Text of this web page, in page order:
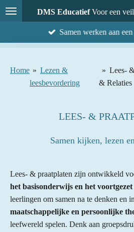
Ga
direct
DMS EducatiefVoor een
Samen werken aan
Home » Lezen &
leesbevordering
» Lees-
& Relaties
LEES- &
Samen kijken, lezen
Lees- & praatplaten zijn ontwikkeld
het basisonderwijs en het
leerlingen om samen na te denken en
maatschappelijke en persoonlijke
leefwereld spelen. Denk aan